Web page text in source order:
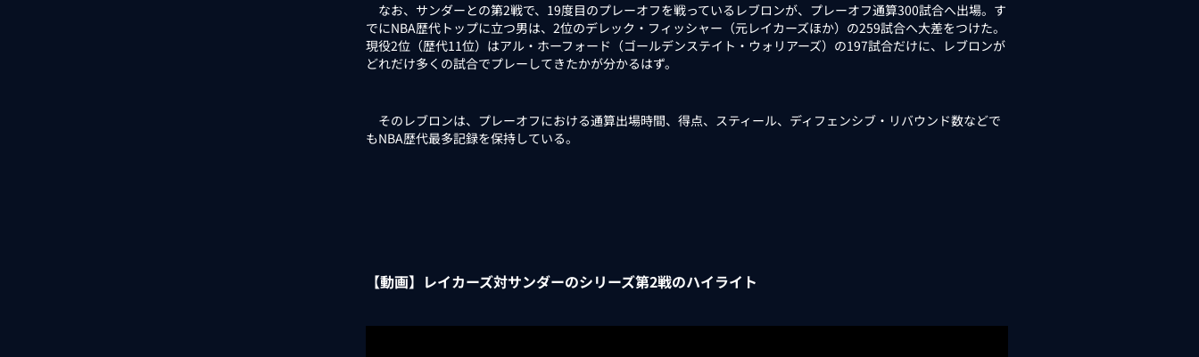
なお、サンダーとの第2戦で、19度目のプレーオフを戦っているレブロンが、プレーオフ通算300試合へ出場。す
でにNBA歴代トップに立つ男は、2位のデレック・フィッシャー（元レイカーズほか）の259試合へ大差をつけた。
現役2位（歴代11位）はアル・ホーフォード（ゴールデンステイト・ウォリアーズ）の197試合だけに、レブロンが
どれだけ多くの試合でプレーしてきたかが分かるはず。
そのレブロンは、プレーオフにおける通算出場時間、得点、スティール、ディフェンシブ・リバウンド数などで
もNBA歴代最多記録を保持している。
【動画】レイカーズ対サンダーのシリーズ第2戦のハイライト